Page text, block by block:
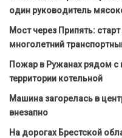
один руководитель
Мост через Припять:
многолетний
Пожар в Ружанах рядом с
территории котельной
Машина загорелась в
внезапно
На дорогах Брестской